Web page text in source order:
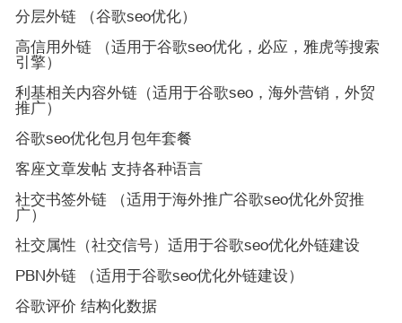
分层外链 （谷歌seo优化）
高信用外链 （适用于谷歌seo优化，必应，雅虎等搜索
引擎）
利基相关内容外链（适用于谷歌seo，海外营销，外贸
推广）
谷歌seo优化包月包年套餐
客座文章发帖 支持各种语言
社交书签外链 （适用于海外推广谷歌seo优化外贸推
广）
社交属性（社交信号）适用于谷歌seo优化外链建设
PBN外链 （适用于谷歌seo优化外链建设）
谷歌评价 结构化数据